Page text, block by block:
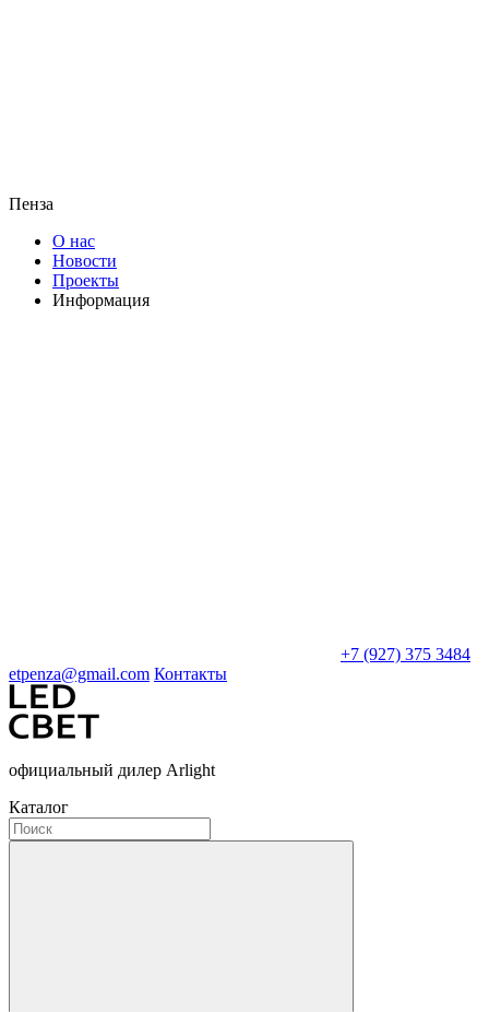
Пенза
О нас
Новости
Проекты
Информация
+7 (927) 375 3484
etpenza@gmail.com Контакты
официальный дилер Arlight
Каталог